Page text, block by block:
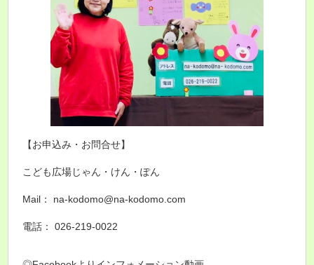
【お申込み・お問合せ】
こども広場じゃん・けん・ぽん
Mail： na-kodomo@na-kodomo.com
電話： 026-219-0022